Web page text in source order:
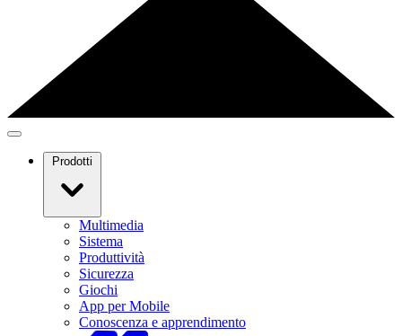
Prodotti
Multimedia
Sistema
Produttività
Sicurezza
Giochi
App per Mobile
Conoscenza e apprendimento